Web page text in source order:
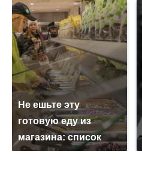
Не ешьте эту
готовую еду из
магазина: список